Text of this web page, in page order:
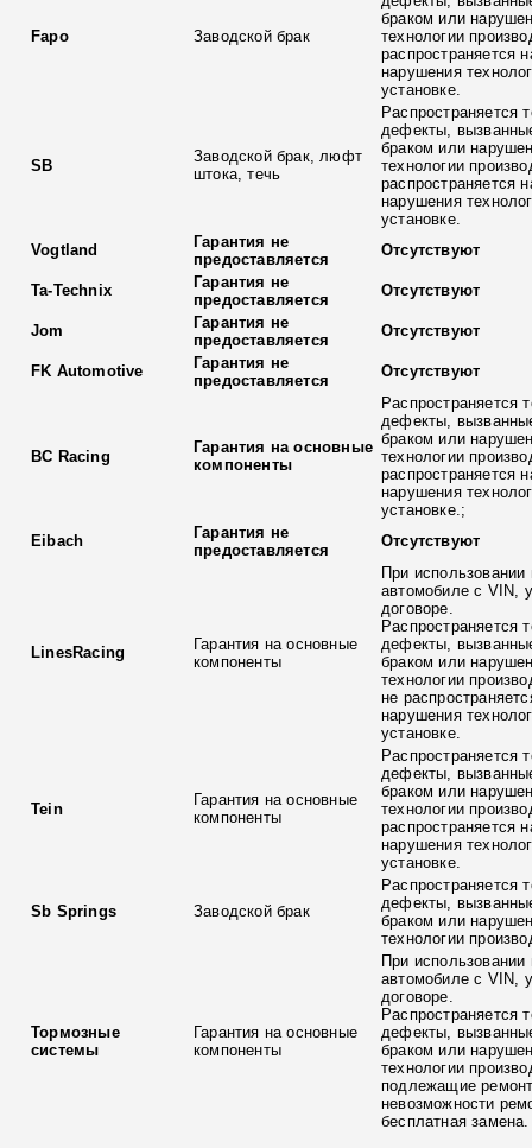
Fapo Заводской брак
браком или
технологии
распространяется
нарушения
установке.
SB
Заводской брак, люфт
штока, течь
Распространяется
дефекты,
браком или
технологии
распространяется
нарушения
установке.
Vogtland
Гарантия не
предоставляется
Отсутствуют
Ta-Technix
Гарантия не
предоставляется
Отсутствуют
Jom
Гарантия не
предоставляется
Отсутствуют
FK Automotive
Гарантия не
предоставляется
Отсутствуют
BC Racing
Гарантия на основные
компоненты
Распространяется
дефекты,
браком или
технологии
распространяется
нарушения
установке.;
Eibach
Гарантия не
предоставляется
Отсутствуют
LinesRacing
Гарантия на основные
компоненты
При использовании
автомобиле с VIN,
договоре.
Распространяется
дефекты,
браком или
технологии
не
нарушения
установке.
Tein
Гарантия на основные
компоненты
Распространяется
дефекты,
браком или
технологии
распространяется
нарушения
установке.
Sb Springs Заводской брак
Распространяется
дефекты,
браком или
технологии
Тормозные
системы
Гарантия на основные
компоненты
При использовании
автомобиле с VIN,
договоре.
Распространяется
дефекты,
браком или
технологии
подлежащие
невозможности
бесплатная замена.